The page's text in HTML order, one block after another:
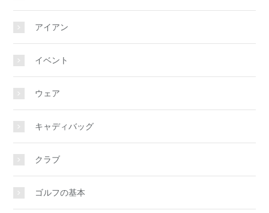
アイアン
イベント
ウェア
キャディバッグ
クラブ
ゴルフの基本